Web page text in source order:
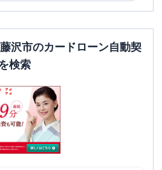
：-
：6：00～26：00月曜日の6:00～7:00
利用いただけません。
：8：00～21：00
川県藤沢市藤沢107-1
沢市のカードローン自動契
検索